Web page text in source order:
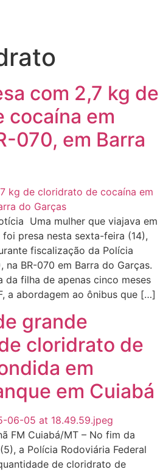
com 2,7 kg de
cocaína em
070, em Barra
Uma mulher que viajava em
presa nesta sexta-feira (14),
fiscalização da Polícia
na BR-070 em Barra do Garças.
da filha de apenas cinco meses
a abordagem ao ônibus que […]
grande
cloridrato de
em
em Cuiabá
FM Cuiabá/MT – No fim da
a Polícia Rodoviária Federal
de cloridrato de